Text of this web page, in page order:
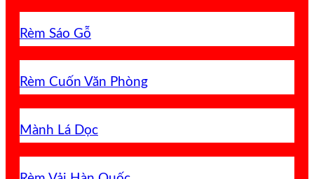
Rèm Sáo Gỗ
Rèm Cuốn Văn Phòng
Mành Lá Dọc